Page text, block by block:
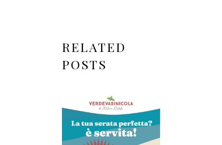
RELATED
POSTS